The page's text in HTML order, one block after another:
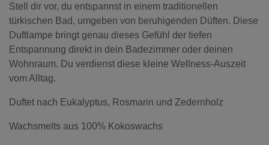
Stell dir vor, du entspannst in einem traditionellen
türkischen Bad, umgeben von beruhigenden Düften. Diese
Duftlampe bringt genau dieses Gefühl der tiefen
Entspannung direkt in dein Badezimmer oder deinen
Wohnraum. Du verdienst diese kleine Wellness-Auszeit
vom Alltag.
Duftet nach Eukalyptus, Rosmarin und Zedernholz
Wachsmelts aus 100% Kokoswachs